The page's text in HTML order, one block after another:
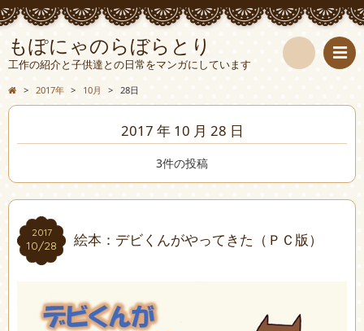
もぽにゃのらぼらとり
工作の紹介と子供達との日常をマンガにしています
> 2017年 > 10月 > 28日
2017 年 10 月 28 日
3件の投稿
2017
10/28
2017
10/28 絵本：デビくんがやってきた（ＰＣ版）